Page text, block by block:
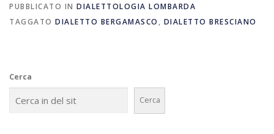
PUBBLICATO IN DIALETTOLOGIA LOMBARDA
TAGGATO DIALETTO BERGAMASCO , DIALETTO BRESCIANO
Cerca
Cerca